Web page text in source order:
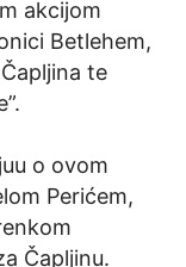
akcijom
Betlehem,
te
o ovom
Perićem,
Čapljinu.